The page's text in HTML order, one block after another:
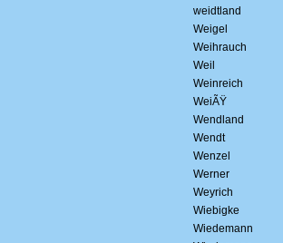
weidtland
Weigel
Weihrauch
Weil
Weinreich
WeiÃŸ
Wendland
Wendt
Wenzel
Werner
Weyrich
Wiebigke
Wiedemann